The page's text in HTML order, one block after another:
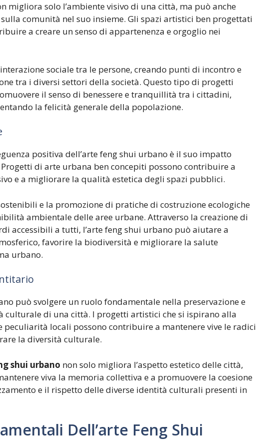
migliora solo l’ambiente visivo di una città, ma può anche
comunità nel suo insieme. Gli spazi artistici ben progettati
a creare un senso di appartenenza e orgoglio nei
sociale tra le persone, creando punti di incontro e
tra i diversi settori della società. Questo tipo di progetti
il senso di benessere e tranquillità tra i cittadini,
la felicità generale della popolazione.
positiva dell’arte feng shui urbano è il suo impatto
di arte urbana ben concepiti possono contribuire a
e a migliorare la qualità estetica degli spazi pubblici.
e la promozione di pratiche di costruzione ecologiche
ambientale delle aree urbane. Attraverso la creazione di
accessibili a tutti, l’arte feng shui urbano può aiutare a
favorire la biodiversità e migliorare la salute
urbano.
può svolgere un ruolo fondamentale nella preservazione e
culturale di una città. I progetti artistici che si ispirano alla
locali possono contribuire a mantenere vive le radici
la diversità culturale.
shui urbano non solo migliora l’aspetto estetico delle città,
viva la memoria collettiva e a promuovere la coesione
e il rispetto delle diverse identità culturali presenti in
Dell’arte Feng Shui